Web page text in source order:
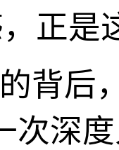
正是
背后
次深